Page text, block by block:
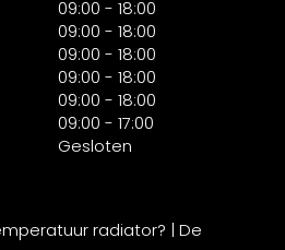
09:00 - 18:00
09:00 - 18:00
09:00 - 18:00
09:00 - 18:00
09:00 - 18:00
09:00 - 17:00
Gesloten
radiator? | De